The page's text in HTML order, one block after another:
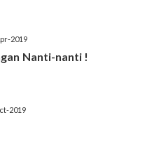
2019
Nanti-nanti !
2019